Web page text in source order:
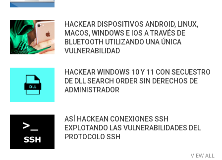
HACKEAR DISPOSITIVOS ANDROID, LINUX,
MACOS, WINDOWS E IOS A TRAVÉS DE
BLUETOOTH UTILIZANDO UNA ÚNICA
VULNERABILIDAD
HACKEAR WINDOWS 10 Y 11 CON SECUESTRO
DE DLL SEARCH ORDER SIN DERECHOS DE
ADMINISTRADOR
ASÍ HACKEAN CONEXIONES SSH
EXPLOTANDO LAS VULNERABILIDADES DEL
PROTOCOLO SSH
VIEW ALL